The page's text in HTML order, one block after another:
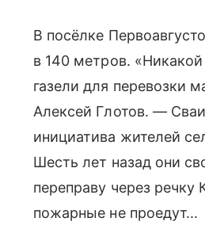
В посёлке
в 140 метров.
газели для перевозки
Алексей Глотов. —
инициатива жителей
Шесть лет назад они
переправу через
пожарные не проедут...